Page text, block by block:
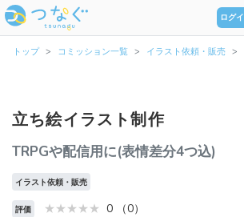
ログ
トップ コミッション一覧 イラスト依頼・販売
立ち絵イラスト制作
TRPGや配信用に(表情差分4つ込)
イラスト依頼・販売
評価
0 （0）